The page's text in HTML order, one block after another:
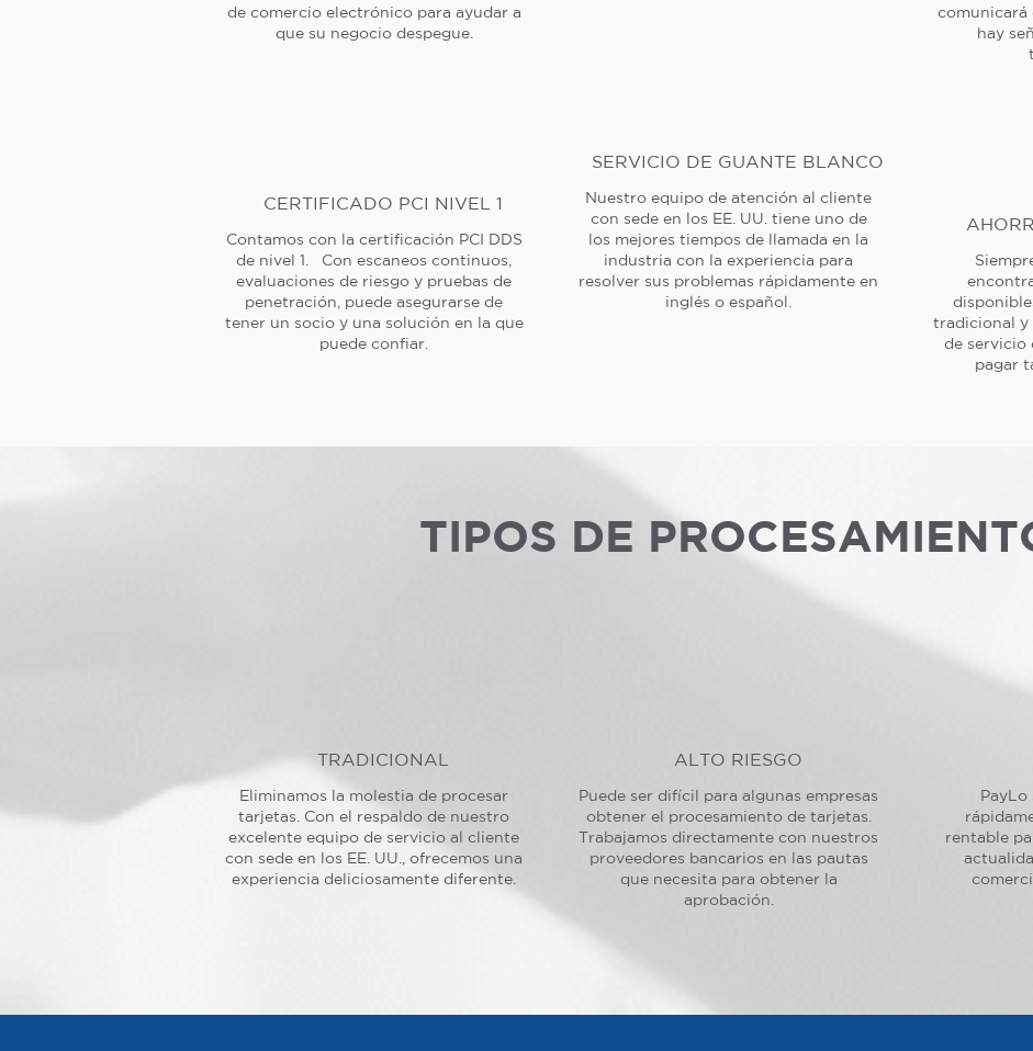
de comercio electrónico para ayudar a
que su negocio despegue.
CERTIFICADO PCI NIVEL 1
Contamos con la certificación PCI DDS
de nivel 1. Con escaneos continuos,
evaluaciones de riesgo y pruebas de
penetración, puede asegurarse de
tener un socio y una solución en la que
puede confiar.
SERVICIO DE GUANTE BLANCO
Nuestro equipo de atención al cliente
con sede en los EE. UU. tiene uno de
los mejores tiempos de llamada en la
industria con la experiencia para
resolver sus problemas rápidamente en
inglés o español.
comunicará
hay
tradicional y
de servicio
pagar
TIPOS DE
TRADICIONAL
Eliminamos la molestia de procesar
tarjetas. Con el respaldo de nuestro
excelente equipo de servicio al cliente
con sede en los EE. UU., ofrecemos una
experiencia deliciosamente diferente.
ALTO RIESGO
Puede ser difícil para algunas empresas
obtener el procesamiento de tarjetas.
Trabajamos directamente con nuestros
proveedores bancarios en las pautas
que necesita para obtener la
aprobación.
rentable